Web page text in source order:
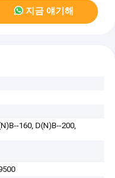
지금 얘기해
160, D(N)B--200,